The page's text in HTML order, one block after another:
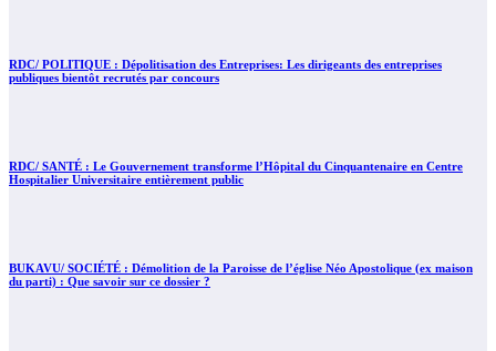
RDC/ POLITIQUE : Dépolitisation des Entreprises: Les dirigeants des entreprises
publiques bientôt recrutés par concours
RDC/ SANTÉ : Le Gouvernement transforme l’Hôpital du Cinquantenaire en Centre
Hospitalier Universitaire entièrement public
BUKAVU/ SOCIÉTÉ : Démolition de la Paroisse de l’église Néo Apostolique (ex maison
du parti) : Que savoir sur ce dossier ?